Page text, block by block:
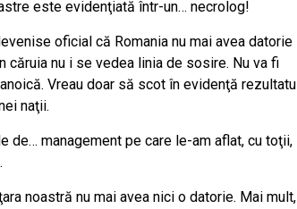
este evidenţiată într-un… necrolog!
oficial că Romania nu mai avea datorie
nu i se vedea linia de sosire. Nu va fi
Vreau doar să scot în evidenţă rezultatul
naţii.
de… management pe care le-am aflat, cu toţii,
noastră nu mai avea nici o datorie. Mai mult,